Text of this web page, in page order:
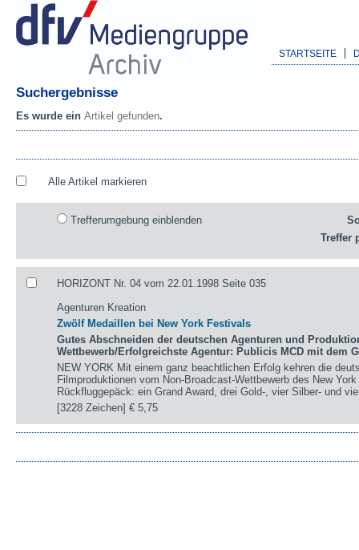
STARTSEITE
Suchergebnisse
Es wurde ein Artikel gefunden.
Alle Artikel markieren
Trefferumgebung einblenden
Treffer
HORIZONT Nr. 04 vom 22.01.1998 Seite 035
Agenturen Kreation
Zwölf Medaillen bei New York Festivals
Gutes Abschneiden der deutschen Agenturen und
Wettbewerb/Erfolgreichste Agentur: Publicis MCD mit dem
NEW YORK Mit einem ganz beachtlichen Erfolg kehren die
Filmproduktionen vom Non-Broadcast-Wettbewerb des New
Rückfluggepäck: ein Grand Award, drei Gold-, vier Silber- und
[3228 Zeichen]€ 5,75